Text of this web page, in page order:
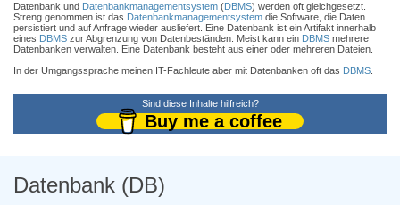
Datenbank und Datenbankmanagementsystem (DBMS) werden oft gleichgesetzt.
Streng genommen ist das Datenbankmanagementsystem die Software, die Daten
persistiert und auf Anfrage wieder ausliefert. Eine Datenbank ist ein Artifakt innerhalb
eines DBMS zur Abgrenzung von Datenbeständen. Meist kann ein DBMS mehrere
Datenbanken verwalten. Eine Datenbank besteht aus einer oder mehreren Dateien.
In der Umgangssprache meinen IT-Fachleute aber mit Datenbanken oft das DBMS
Sind diese Inhalte hilfreich?
Buy me a coffee
Datenbank (DB)